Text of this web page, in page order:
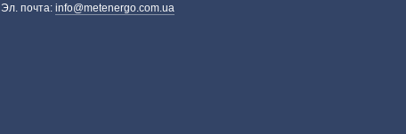
Эл. почта:info@metenergo.com.ua